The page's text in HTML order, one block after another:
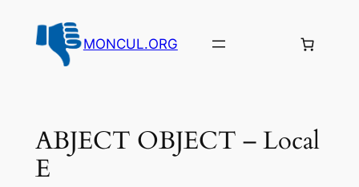
contenu
MONCUL.ORG
ABJECT OBJECT – Local
E